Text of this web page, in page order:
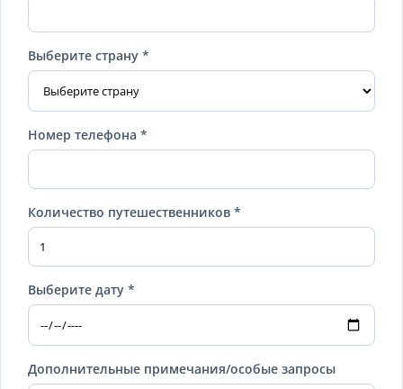
Выберите страну *
Номер телефона *
Количество путешественников *
Выберите дату *
Дополнительные примечания/особые запросы